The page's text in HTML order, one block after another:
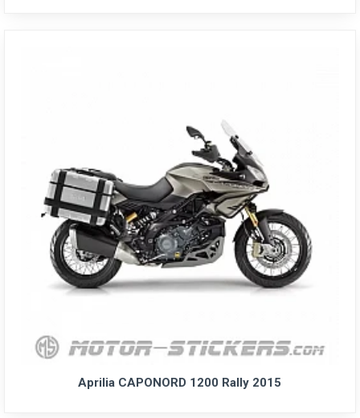
Aprilia CAPONORD 1200 Rally 2015